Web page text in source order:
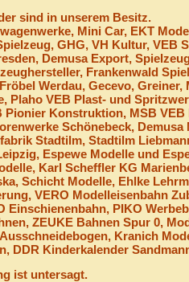
sind in unserem Besitz.
Mini Car, EKT
GHG, VH Kultur, VEB
Demusa Export,
Frankenwald
Werdau, Gecevo, Greiner,
Plaho VEB Plast- und
Konstruktion, MSB VEB
Schönebeck, Demusa
Stadtilm, Stadtilm
Espewe Modelle und
Karl Scheffler KG
Schicht Modelle, Ehlke
VERO Modelleisenbahn
Einschienenbahn, PIKO
ZEUKE Bahnen Spur 0,
Kranich
DDR Kinderkalender
ist untersagt.